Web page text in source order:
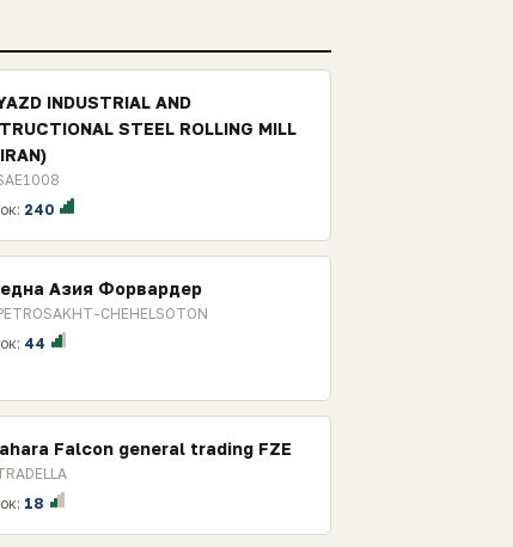
INDUSTRIAL AND
STEEL ROLLING MILL
240
Азия Форвардер
CHEHELSOTON
44
Falcon general trading FZE
18